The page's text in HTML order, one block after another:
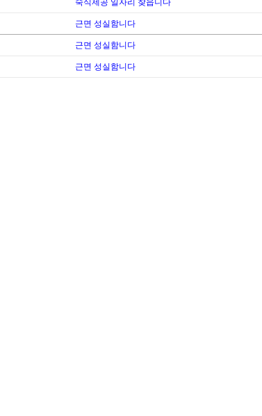
숙식제공 일자리 찾읍니다
근면 성실함니다
근면 성실함니다
근면 성실함니다